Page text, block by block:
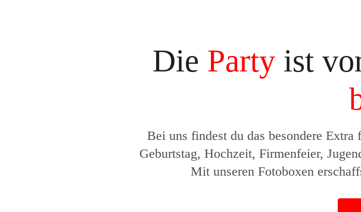
Die Partyist
Bei uns findest du das besondere
Geburtstag, Hochzeit, Firmenfeier,
Mit unseren Fotoboxen